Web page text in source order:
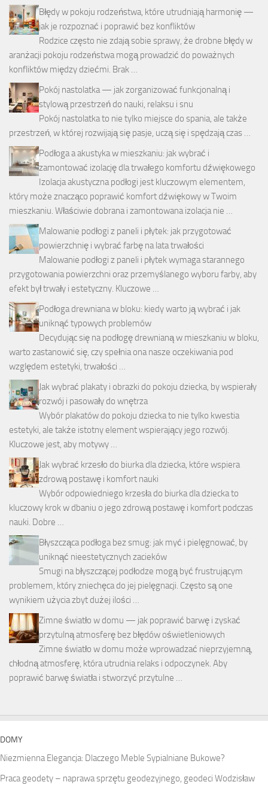
Błędy w pokoju rodzeństwa, które utrudniają harmonię —
jak je rozpoznać i poprawić bez konfliktów
Rodzice często nie zdają sobie sprawy, że drobne błędy w
aranżacji pokoju rodzeństwa mogą prowadzić do poważnych
konfliktów między dziećmi. Brak …
Pokój nastolatka — jak zorganizować funkcjonalną i
stylową przestrzeń do nauki, relaksu i snu
Pokój nastolatka to nie tylko miejsce do spania, ale także
przestrzeń, w której rozwijają się pasje, uczą się i spędzają czas …
Podłoga a akustyka w mieszkaniu: jak wybrać i
zamontować izolację dla trwałego komfortu dźwiękowego
Izolacja akustyczna podłogi jest kluczowym elementem,
który może znacząco poprawić komfort dźwiękowy w Twoim
mieszkaniu. Właściwie dobrana i zamontowana izolacja nie …
Malowanie podłogi z paneli i płytek: jak przygotować
powierzchnię i wybrać farbę na lata trwałości
Malowanie podłogi z paneli i płytek wymaga starannego
przygotowania powierzchni oraz przemyślanego wyboru farby, aby
efekt był trwały i estetyczny. Kluczowe …
Podłoga drewniana w bloku: kiedy warto ją wybrać i jak
uniknąć typowych problemów
Decydując się na podłogę drewnianą w mieszkaniu w bloku,
warto zastanowić się, czy spełnia ona nasze oczekiwania pod
względem estetyki, trwałości …
Jak wybrać plakaty i obrazki do pokoju dziecka, by wspierały
rozwój i pasowały do wnętrza
Wybór plakatów do pokoju dziecka to nie tylko kwestia
estetyki, ale także istotny element wspierający jego rozwój.
Kluczowe jest, aby motywy …
Jak wybrać krzesło do biurka dla dziecka, które wspiera
zdrową postawę i komfort nauki
Wybór odpowiedniego krzesła do biurka dla dziecka to
kluczowy krok w dbaniu o jego zdrową postawę i komfort podczas
nauki. Dobre …
Błyszcząca podłoga bez smug: jak myć i pielęgnować, by
uniknąć nieestetycznych zacieków
Smugi na błyszczącej podłodze mogą być frustrującym
problemem, który zniechęca do jej pielęgnacji. Często są one
wynikiem użycia zbyt dużej ilości …
Zimne światło w domu — jak poprawić barwę i zyskać
przytulną atmosferę bez błędów oświetleniowych
Zimne światło w domu może wprowadzać nieprzyjemną,
chłodną atmosferę, która utrudnia relaks i odpoczynek. Aby
poprawić barwę światła i stworzyć przytulne …
DOMY
Niezmienna Elegancja: Dlaczego Meble Sypialniane Bukowe?
Praca geodety – naprawa sprzętu geodezyjnego, geodeci Wodzisław